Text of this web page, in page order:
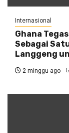
Internasional
Ghana
Sebagai
Langgeng
2 minggu ago